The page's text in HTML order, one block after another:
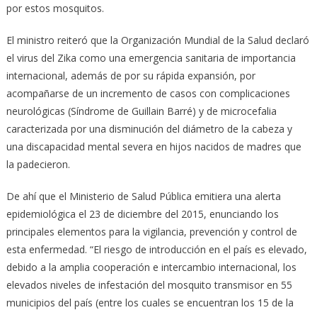
por estos mosquitos.
El ministro reiteró que la Organización Mundial de la Salud declaró
el virus del Zika como una emergencia sanitaria de importancia
internacional, además de por su rápida expansión, por
acompañarse de un incremento de casos con complicaciones
neurológicas (Síndrome de Guillain Barré) y de microcefalia
caracterizada por una disminución del diámetro de la cabeza y
una discapacidad mental severa en hijos nacidos de madres que
la padecieron.
De ahí que el Ministerio de Salud Pública emitiera una alerta
epidemiológica el 23 de diciembre del 2015, enunciando los
principales elementos para la vigilancia, prevención y control de
esta enfermedad. “El riesgo de introducción en el país es elevado,
debido a la amplia cooperación e intercambio internacional, los
elevados niveles de infestación del mosquito transmisor en 55
municipios del país (entre los cuales se encuentran los 15 de la